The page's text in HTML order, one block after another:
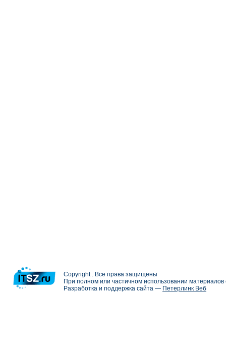
Copyright . Все права защищены
При полном или частичном использовании
Разработка и поддержка сайта — Петерлинк Веб